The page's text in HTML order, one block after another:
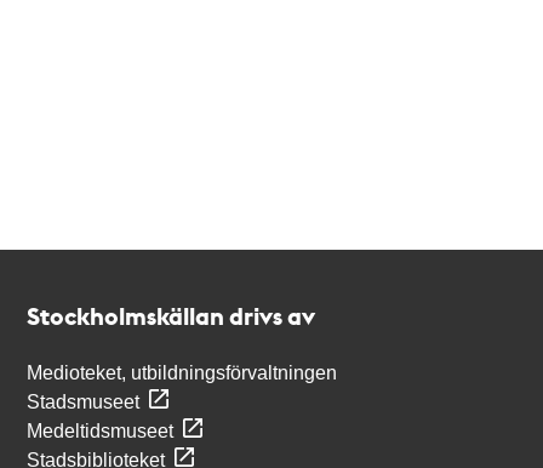
Stockholmskällan drivs av
Medioteket, utbildningsförvaltningen
Stadsmuseet
Medeltidsmuseet
Stadsbiblioteket